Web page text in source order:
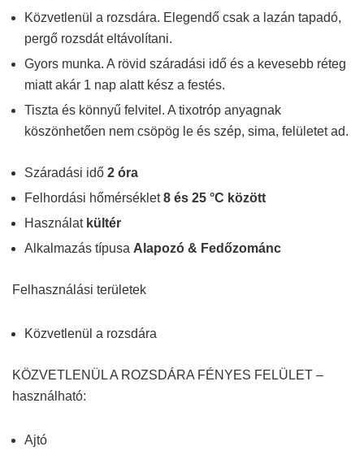
Közvetlenül a rozsdára. Elegendő csak a lazán tapadó,
pergő rozsdát eltávolítani.
Gyors munka. A rövid száradási idő és a kevesebb réteg
miatt akár 1 nap alatt kész a festés.
Tiszta és könnyű felvitel. A tixotróp anyagnak
köszönhetően nem csöpög le és szép, sima, felületet ad.
Száradási idő 2 óra
Felhordási hőmérséklet8 és 25 °C között
Használat kültér
Alkalmazás típusa Alapozó & Fedőzománc
Felhasználási területek
Közvetlenül a rozsdára
KÖZVETLENÜL A ROZSDÁRA FÉNYES FELÜLET –
használható:
Ajtó